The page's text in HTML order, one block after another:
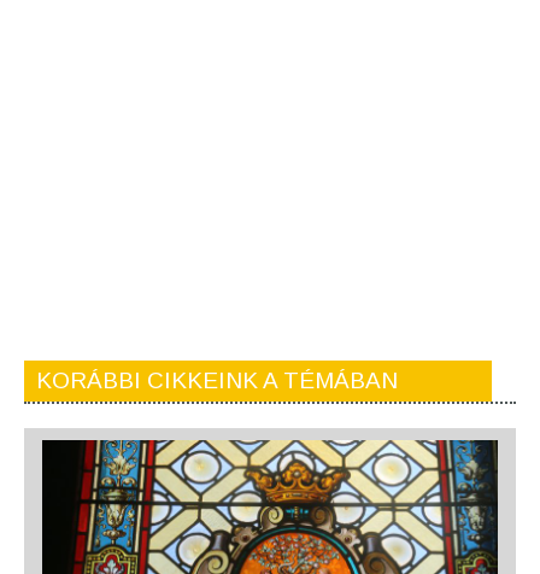
KORÁBBI CIKKEINK A TÉMÁBAN